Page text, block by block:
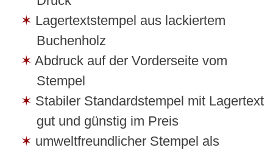
Lagertextstempel aus lackiertem
Buchenholz
Abdruck auf der Vorderseite vom
Stempel
Stabiler Standardstempel mit Lagertext
gut und günstig im Preis
umweltfreundlicher Stempel als